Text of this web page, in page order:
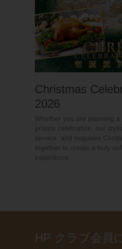
Christmas
2026
Whether you are planning a
private celebration, our
service, and exquisite
together to create a truly
experience.
HP クラブ会員